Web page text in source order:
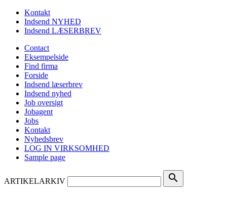
Kontakt
Indsend NYHED
Indsend LÆSERBREV
Contact
Eksempelside
Find firma
Forside
Indsend læserbrev
Indsend nyhed
Job oversigt
Jobagent
Jobs
Kontakt
Nyhedsbrev
LOG IN VIRKSOMHED
Sample page
ARTIKELARKIV search